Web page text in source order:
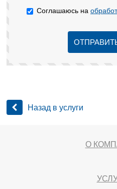
Соглашаюсь на
Назад в услуги
О